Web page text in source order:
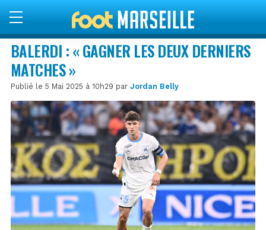
BALERDI : « GAGNER LES DEUX DERNIERS
MATCHES »
Publié le 5 Mai 2025 à 10h29 par Jordan Belly